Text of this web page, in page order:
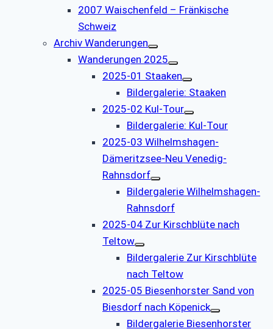
2007 Waischenfeld – Fränkische
Schweiz
Archiv Wanderungen
Wanderungen 2025
2025-01 Staaken
Bildergalerie: Staaken
2025-02 Kul-Tour
Bildergalerie: Kul-Tour
2025-03 Wilhelmshagen-
Dämeritzsee-Neu Venedig-
Rahnsdorf
Bildergalerie Wilhelmshagen-
Rahnsdorf
2025-04 Zur Kirschblüte nach
Teltow
Bildergalerie Zur Kirschblüte
nach Teltow
2025-05 Biesenhorster Sand von
Biesdorf nach Köpenick
Bildergalerie Biesenhorster